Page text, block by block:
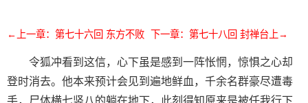
←上一章：第七十六回 东方不败 下一章：第七十八回 封禅台上→
令狐冲看到这信，心下虽是感到一阵怅惘，惊惧之心却
登时消去。他本来预计会见到遍地鲜血，千余名群豪尽遭毒
手，尸体横七竖八的躺在地下，此刻得知原来是被任我行下